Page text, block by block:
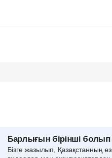
Барлығын бірінші
Бізге жазылып, Қазақстанның